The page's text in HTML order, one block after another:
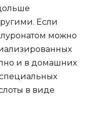
Если
можно
и в домашних
в виде